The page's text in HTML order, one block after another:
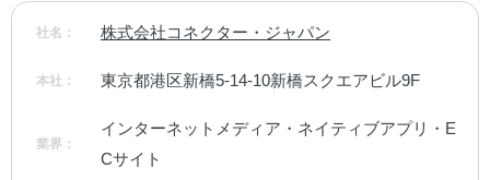
社名： 株式会社コネクター・ジャパン
本社： 東京都港区新橋5-14-10新橋スクエアビル9F
業界：
インターネットメディア・ネイティブアプリ・E
Cサイト